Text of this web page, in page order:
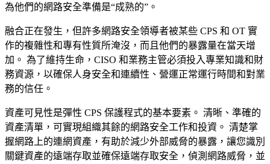
為他們的網路安全準備是“成熟的”。
融合正在發生，但許多網路安全領導者被某些 CPS 和 OT 實
作的複雜性和專有性質所淹沒，而且他們的暴露量在當天增
加。 為了維持生命，CISO 和業務主管必須投入專業知識和財
務資源，以確保人身安全和連續性、營運正常運行時間和對業
務的信任。
資產可見性是彈性 CPS 保護程式的基本要素。 清晰、準確的
資產清單，可實現組織其餘的網路安全工作和投資。 清楚掌
握網路上的連網資產，有助於減少外部威脅的暴露，讓您識別
關鍵資產的遠端存取並確保遠端存取安全，偵測網路威脅，並